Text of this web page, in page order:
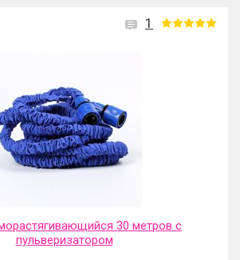
1
30 метров с
пульверизатором